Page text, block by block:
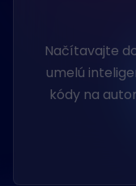
Načítavajte
umelú
kódy na